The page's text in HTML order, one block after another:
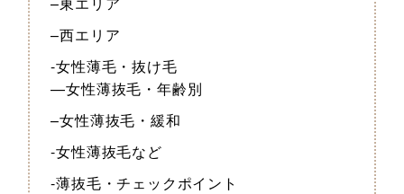
–西エリア
-女性薄毛・抜け毛
—女性薄抜毛・年齢別
–女性薄抜毛・緩和
-女性薄抜毛など
-薄抜毛・チェックポイント